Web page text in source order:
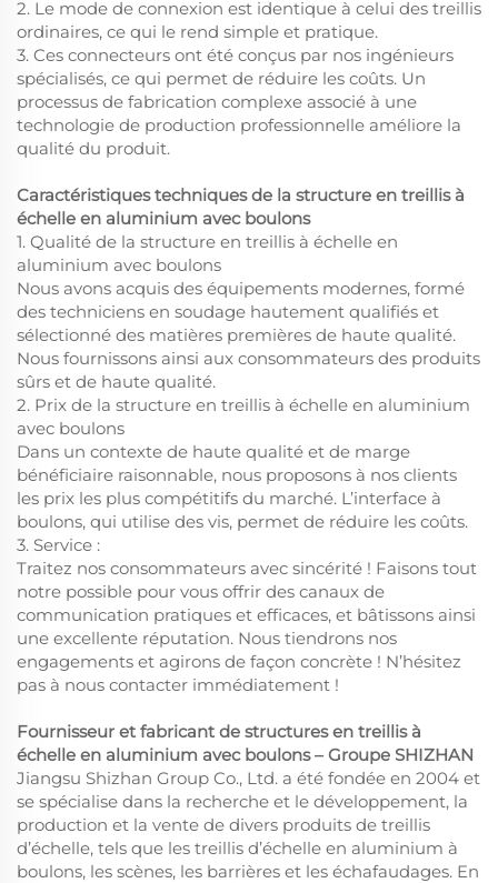
2. Le mode de connexion est identique à celui des treillis
ordinaires, ce qui le rend simple et pratique.
3. Ces connecteurs ont été conçus par nos ingénieurs
spécialisés, ce qui permet de réduire les coûts. Un
processus de fabrication complexe associé à une
technologie de production professionnelle améliore la
qualité du produit.
Caractéristiques techniques de la structure en treillis à
échelle en aluminium avec boulons
1. Qualité de la structure en treillis à échelle en
aluminium avec boulons
Nous avons acquis des équipements modernes, formé
des techniciens en soudage hautement qualifiés et
sélectionné des matières premières de haute qualité.
Nous fournissons ainsi aux consommateurs des produits
sûrs et de haute qualité.
2. Prix de la structure en treillis à échelle en aluminium
avec boulons
Dans un contexte de haute qualité et de marge
bénéficiaire raisonnable, nous proposons à nos clients
les prix les plus compétitifs du marché. L’interface à
boulons, qui utilise des vis, permet de réduire les coûts.
3. Service :
Traitez nos consommateurs avec sincérité ! Faisons tout
notre possible pour vous offrir des canaux de
communication pratiques et efficaces, et bâtissons ainsi
une excellente réputation. Nous tiendrons nos
engagements et agirons de façon concrète ! N’hésitez
pas à nous contacter immédiatement !
Fournisseur et fabricant de structures en treillis à
échelle en aluminium avec boulons – Groupe SHIZHAN
Jiangsu Shizhan Group Co., Ltd. a été fondée en 2004 et
se spécialise dans la recherche et le développement, la
production et la vente de divers produits de treillis
d’échelle, tels que les treillis d’échelle en aluminium à
boulons, les scènes, les barrières et les échafaudages. En